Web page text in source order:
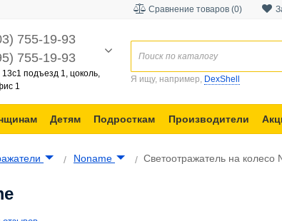
Сравнение товаров (0)
755-19-93
755-19-93
подъезд 1, цоколь,
1
Я ищу, например, DexShell
Детям Подросткам Производители
Noname Светоотражатель на колесо